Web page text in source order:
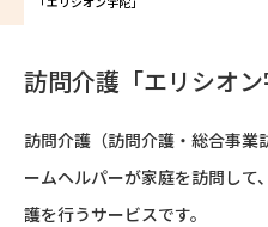
訪問介護「エリシオン
訪問介護（訪問介護・総合事業
ームヘルパーが家庭を訪問して
護を行うサービスです。